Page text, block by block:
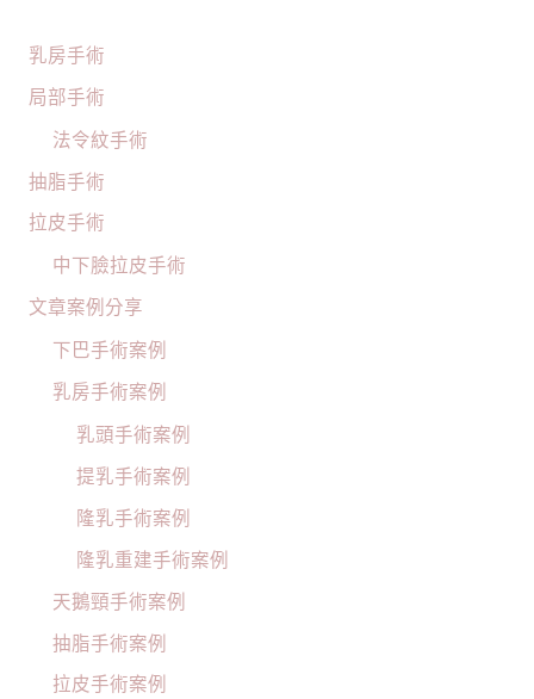
乳房手術
局部手術
法令紋手術
抽脂手術
拉皮手術
中下臉拉皮手術
文章案例分享
下巴手術案例
乳房手術案例
乳頭手術案例
提乳手術案例
隆乳手術案例
隆乳重建手術案例
天鵝頸手術案例
抽脂手術案例
拉皮手術案例